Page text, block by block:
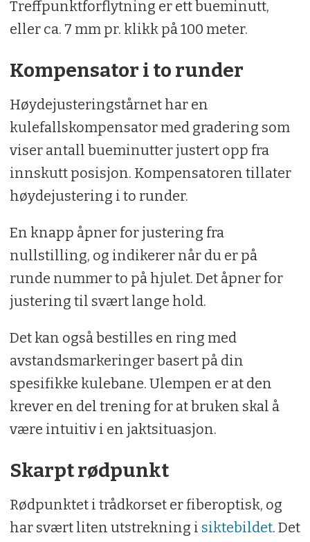
Treffpunktforflytning er ett bueminutt,
eller ca. 7 mm pr. klikk på 100 meter.
Kompensator i to runder
Høydejusteringstårnet har en
kulefallskompensator med gradering som
viser antall bueminutter justert opp fra
innskutt posisjon. Kompensatoren tillater
høydejustering i to runder.
En knapp åpner for justering fra
nullstilling, og indikerer når du er på
runde nummer to på hjulet. Det åpner for
justering til svært lange hold.
Det kan også bestilles en ring med
avstandsmarkeringer basert på din
spesifikke kulebane. Ulempen er at den
krever en del trening for at bruken skal å
være intuitiv i en jaktsituasjon.
Skarpt rødpunkt
Rødpunktet i trådkorset er fiberoptisk, og
har svært liten utstrekning i siktebildet. Det